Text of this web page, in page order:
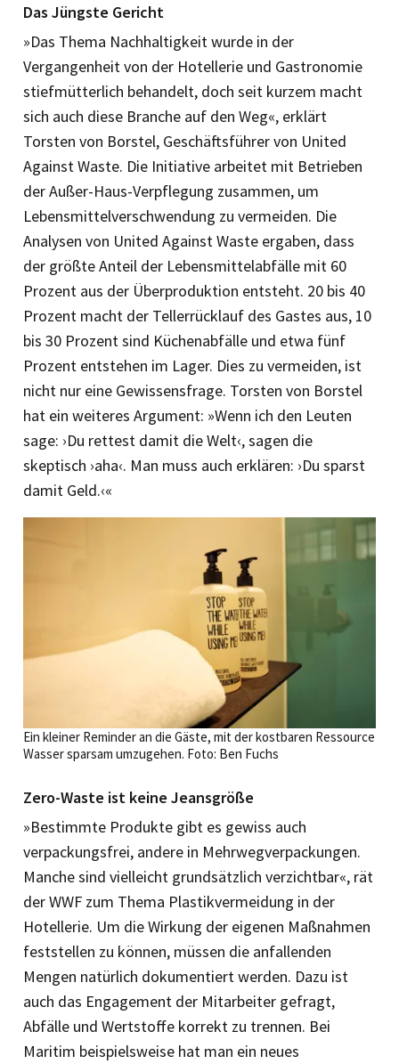
Das Jüngste Gericht
»Das Thema Nachhaltigkeit wurde in der
Vergangenheit von der Hotellerie und Gastronomie
stiefmütterlich behandelt, doch seit kurzem macht
sich auch diese Branche auf den Weg«, erklärt
Torsten von Borstel, Geschäftsführer von United
Against Waste. Die Initiative arbeitet mit Betrieben
der Außer-Haus-Verpflegung zusammen, um
Lebensmittelverschwendung zu vermeiden. Die
Analysen von United Against Waste ergaben, dass
der größte Anteil der Lebensmittelabfälle mit 60
Prozent aus der Überproduktion entsteht. 20 bis 40
Prozent macht der Tellerrücklauf des Gastes aus, 10
bis 30 Prozent sind Küchenabfälle und etwa fünf
Prozent entstehen im Lager. Dies zu vermeiden, ist
nicht nur eine Gewissensfrage. Torsten von Borstel
hat ein weiteres Argument: »Wenn ich den Leuten
sage: ›Du rettest damit die Welt‹, sagen die
skeptisch ›aha‹. Man muss auch erklären: ›Du sparst
damit Geld.‹«
Ein kleiner Reminder an die Gäste, mit der kostbaren Ressource
Wasser sparsam umzugehen. Foto: Ben Fuchs
Zero-Waste ist keine Jeansgröße
»Bestimmte Produkte gibt es gewiss auch
verpackungsfrei, andere in Mehrwegverpackungen.
Manche sind vielleicht grundsätzlich verzichtbar«, rät
der WWF zum Thema Plastikvermeidung in der
Hotellerie. Um die Wirkung der eigenen Maßnahmen
feststellen zu können, müssen die anfallenden
Mengen natürlich dokumentiert werden. Dazu ist
auch das Engagement der Mitarbeiter gefragt,
Abfälle und Wertstoffe korrekt zu trennen. Bei
Maritim beispielsweise hat man ein neues